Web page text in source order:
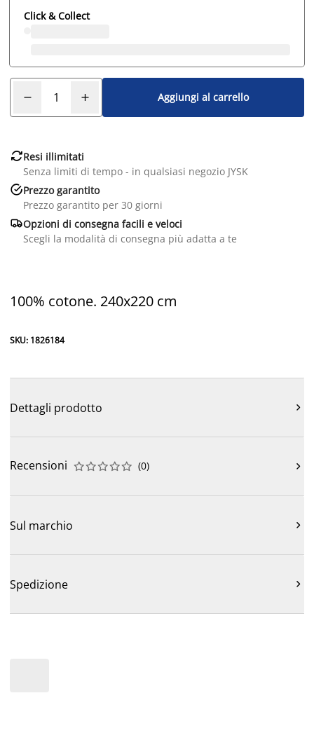
Click & Collect
Aggiungi al carrello
Resi illimitati
Senza limiti di tempo - in qualsiasi negozio JYSK
Prezzo garantito
Prezzo garantito per 30 giorni
Opzioni di consegna facili e veloci
Scegli la modalità di consegna più adatta a te
100% cotone. 240x220 cm
SKU: 1826184
Dettagli prodotto 
Recensioni 




 (0) 
Sul marchio 
Spedizione 